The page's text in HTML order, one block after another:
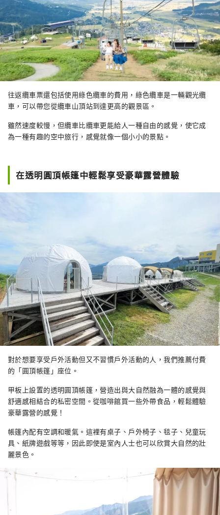
往返纜車票還包括使用綠色纜車的費用，綠色纜車是一輛觀光纜
車，可以帶您從纜車山頂站到達更高的觀景區。
雖然速度較慢，但纜車比纜車更能給人一種自由的感覺，使它成
為一種有趣的空中旅行，感覺就像一個小小的景點。
在透明圓頂帳篷中輕鬆享受豪華露營體驗
對於想要享受戶外活動但又不習慣戶外活動的人，我們推薦付費
的「圓頂帳篷」座位。
甲板上設置的透明圓頂帳篷，營造出與大自然融為一體的感覺與
舒適感相結合的私密空間。從咖啡館買一些外帶食品，輕鬆體驗
豪華露營的感覺！
帳篷內配有空調和暖氣。這裡有桌子、戶外椅子、毯子、兒童玩
具、紙牌遊戲等等，因此即使是室內人士也可以欣賞大自然的壯
麗景色。